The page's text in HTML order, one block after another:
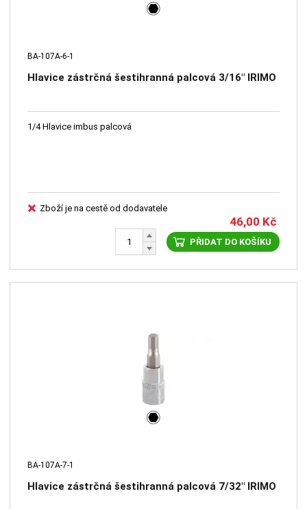
BA-107A-6-1
Hlavice zástrčná šestihranná palcová 3/16" IRIMO
1/4 Hlavice imbus palcová
Zboží je na cestě od dodavatele
46,00 Kč
PŘIDAT DO KOŠÍKU
BA-107A-7-1
Hlavice zástrčná šestihranná palcová 7/32" IRIMO